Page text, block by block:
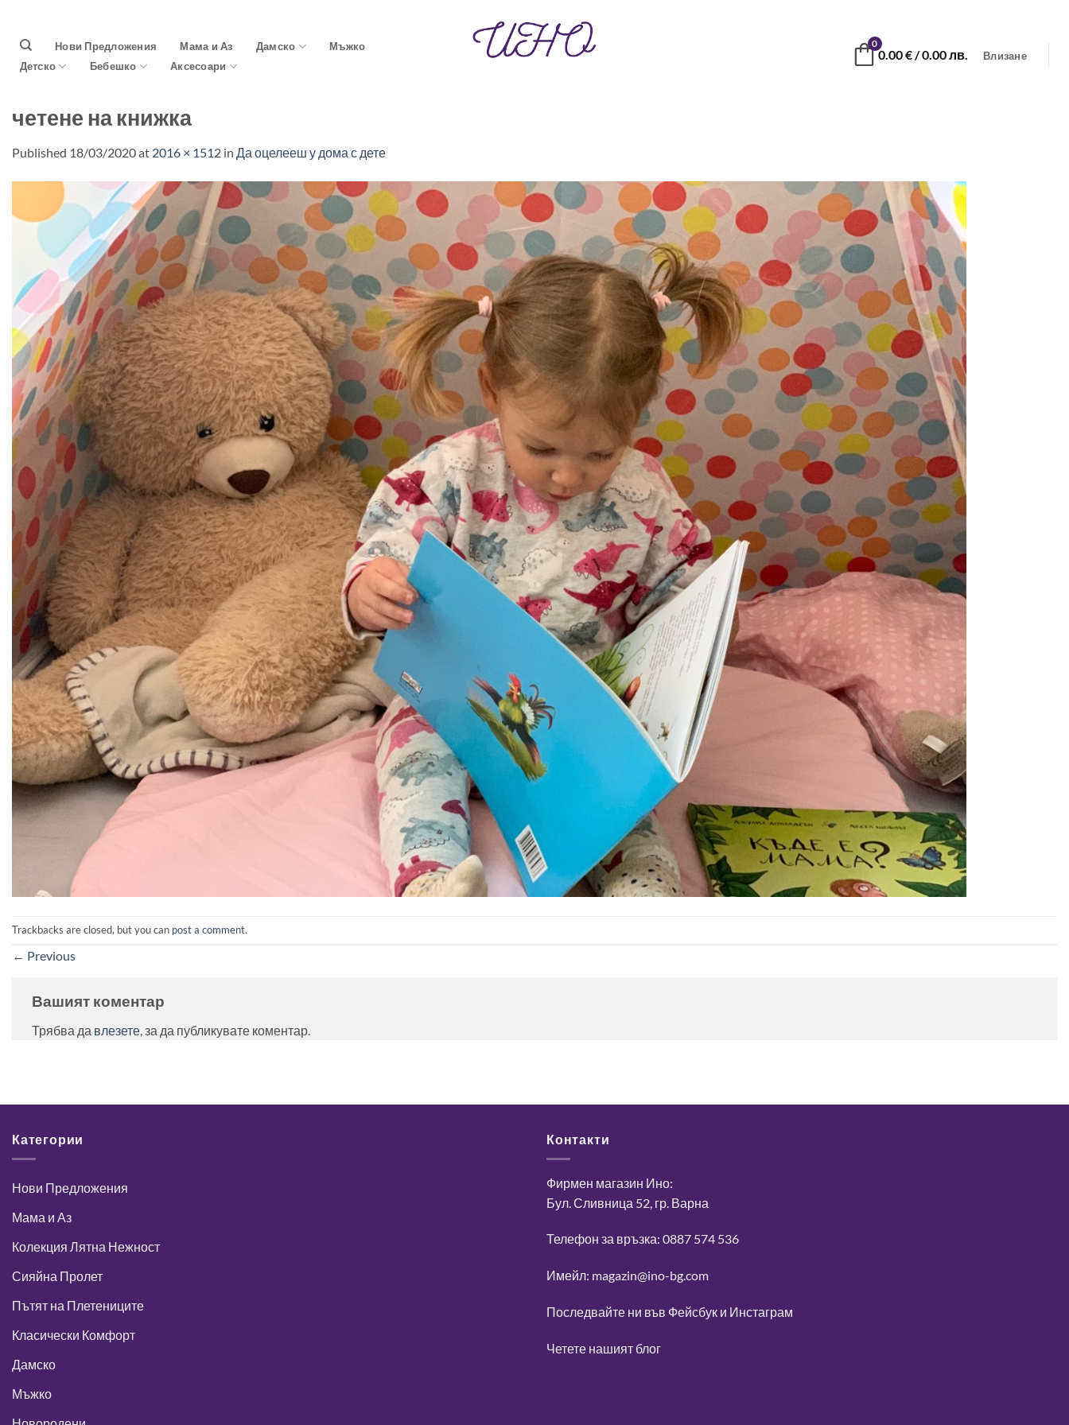
content
Нови Предложения Мама и Аз Дамско
Мъжко
Детско
Бебешко Аксесоари
0
0.00€/ 0.00 лв. Влизане
четене на книжка
Published 18/03/2020at 2016 × 1512 in Да оцелееш у дома с дете
Trackbacks are closed, but you can post a comment.
← Previous
Вашият коментар
Трябва да влезете, за да публикувате коментар.
Категории
Нови Предложения
Мама и Аз
Колекция Лятна Нежност
Сияйна Пролет
Пътят на Плетениците
Класически Комфорт
Дамско
Мъжко
Контакти
Фирмен магазин Ино:
Бул. Сливница 52, гр. Варна
Телефон за връзка: 0887 574 536
Имейл: magazin@ino-bg.com
Последвайте ни във Фейсбук и Инстаграм
Четете нашият блог